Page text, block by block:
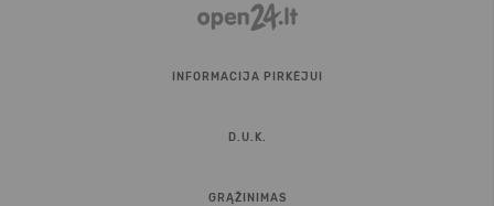
INFORMACIJA PIRKĖJUI
D.U.K.
GRĄŽINIMAS